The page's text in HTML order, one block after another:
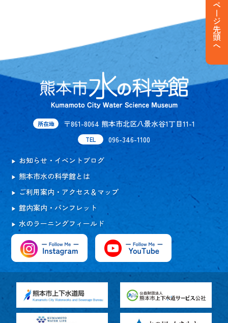
ページ先頭へ
所在地 〒861-8064 熊本市北区八景水谷1丁目11-1
TEL 096-346-1100
お知らせ・イベントブログ
熊本市水の科学館とは
ご利用案内・アクセス＆マップ
館内案内・パンフレット
水のラーニングフィールド